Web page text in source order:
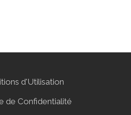
d'Utilisation
de Confidentialité